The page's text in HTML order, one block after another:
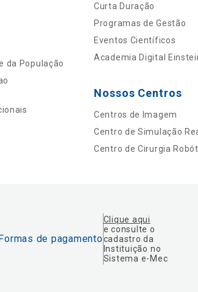
da População
Curta Duração
Programas de Gestão
Eventos Científicos
Academia Digital
Nossos Centros
Centros de Imagem
Centro de Simulação
Centro de Cirurgia
de pagamento
Clique aqui
e consulte o
cadastro da
Instituição no
Sistema e-Mec